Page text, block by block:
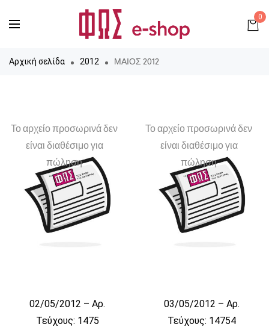
0
Αρχική σελίδα 2012 ΜΑΙΟΣ 2012
Το αρχείο προσωρινά δεν
είναι διαθέσιμο για
πώληση
02/05/2012 – Αρ.
Τεύχους: 1475
Το αρχείο προσωρινά δεν
είναι διαθέσιμο για
πώληση
03/05/2012 – Αρ.
Τεύχους: 14754